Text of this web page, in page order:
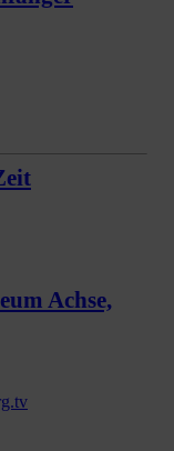
Achse,